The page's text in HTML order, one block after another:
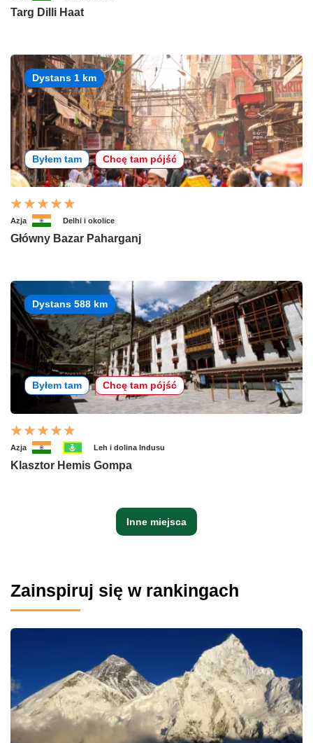
Targ Dilli Haat
Dystans 1 km
Byłem tam Chcę tam pójść
Azja Delhi i okolice
Główny Bazar Paharganj
Dystans 588 km
Byłem tam Chcę tam pójść
Azja Leh i dolina Indusu
Klasztor Hemis Gompa
Inne miejsca
Zainspiruj się w rankingach